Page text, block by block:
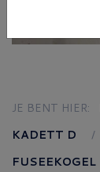
JE BENT HIER:
KADETT D
FUSEEKOGEL